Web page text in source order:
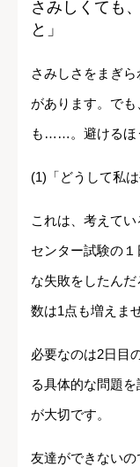
さみしくても
と」
さみしさをまぎ
があります。で
も……。避けるほ
(1)「どうして私
これは、考えてい
センター試験の
な失敗をしたん
数は1点も増えま
必要なのは2日目
る具体的な問題
が大切です。
友達ができない